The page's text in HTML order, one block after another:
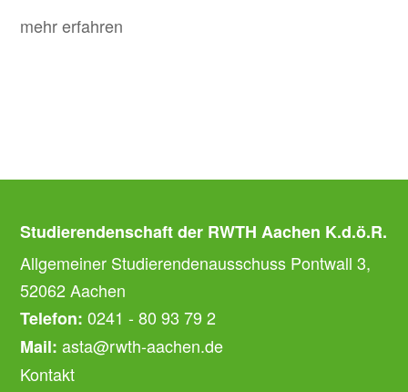
mehr erfahren
Studierendenschaft der RWTH Aachen K.d.ö.R.
Allgemeiner Studierendenausschuss Pontwall 3,
52062 Aachen
Telefon: 0241 - 80 93 79 2
Mail: asta@rwth-aachen.de
Kontakt